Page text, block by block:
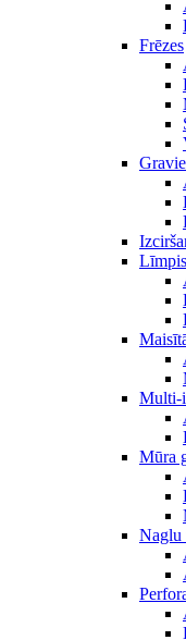
Frēzes
Multi-
Mūra
Naglu